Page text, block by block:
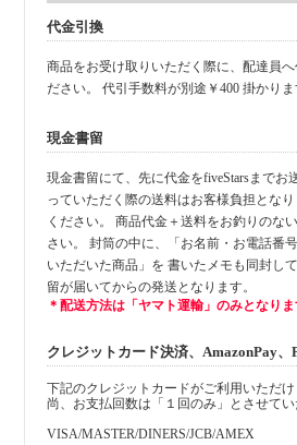
代金引換
商品をお受け取りいただく際に、配達員へ
ださい。 代引手数料が別途￥400 掛かりま
現金書留
現金書留にて、先に代金をfiveStarsまでお
っていただく際の送料はお客様負担とな
ください。 商品代金＋送料をお釣りのな
さい。 封筒の中に、「お名前・お電話番
いただいた商品」を 書いたメモも同封し
留が届いてからの発送となります。
＊配送方法は「ヤマト運輸」のみとなりま
クレジットカード決済、AmazonPay、
下記のクレジットカードがご利用いただけ
尚、お支払回数は「１回のみ」とさせてい
VISA/MASTER/DINERS/JCB/AMEX